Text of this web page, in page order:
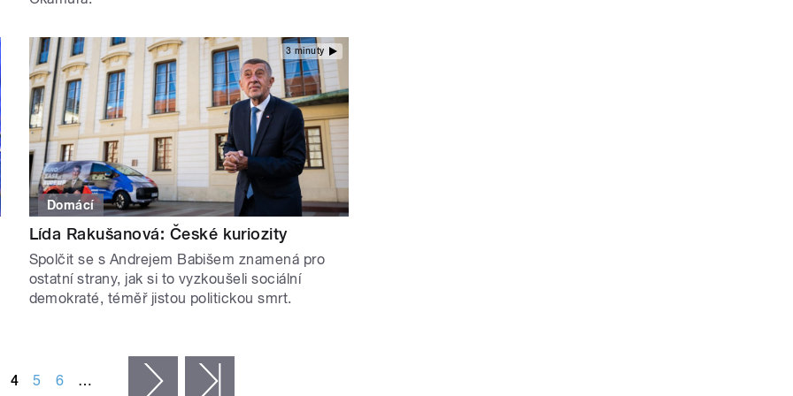
3 minuty
Domácí
Lída Rakušanová: České kuriozity
Spolčit se s Andrejem Babišem znamená pro
ostatní strany, jak si to vyzkoušeli sociální
demokraté, téměř jistou politickou smrt.
4 5 6 … následující ›